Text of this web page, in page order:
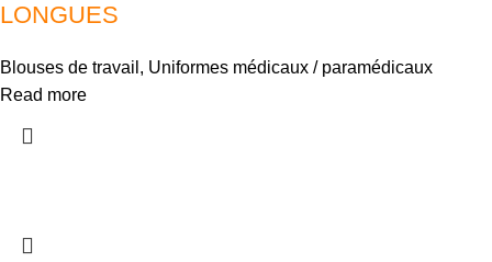
LONGUES
Blouses de travail , Uniformes médicaux / paramédicaux
Read more